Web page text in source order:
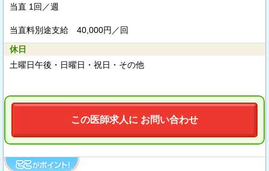
当直 1回／週
当直料別途支給
40,000円／回
休日
土曜日午後・日曜日・祝日・その他
この医師求人に お問い合わせ